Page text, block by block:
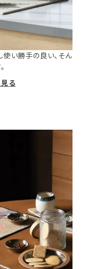
い勝手の良い、そん
見る